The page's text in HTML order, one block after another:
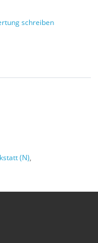
schreiben
(N),